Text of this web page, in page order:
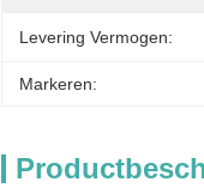
Levering Vermogen:
Markeren: